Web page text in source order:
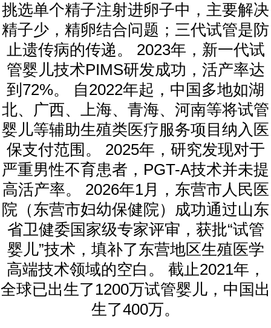
挑选单个精子注射进卵子中，主要解决
精子少，精卵结合问题；三代试管是防
止遗传病的传递。 2023年，新一代试
管婴儿技术PIMS研发成功，活产率达
到72%。 自2022年起，中国多地如湖
北、广西、上海、青海、河南等将试管
婴儿等辅助生殖类医疗服务项目纳入医
保支付范围。 2025年，研究发现对于
严重男性不育患者，PGT-A技术并未提
高活产率。 2026年1月，东营市人民医
院（东营市妇幼保健院）成功通过山东
省卫健委国家级专家评审，获批“试管
婴儿”技术，填补了东营地区生殖医学
高端技术领域的空白。 截止2021年，
全球已出生了1200万试管婴儿，中国出
生了400万。